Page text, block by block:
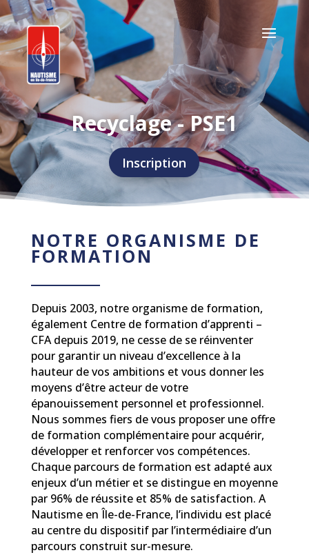
Recyclage - PSE1
Inscription
NOTRE ORGANISME DE
FORMATION
Depuis 2003, notre organisme de formation,
également Centre de formation d’apprenti –
CFA depuis 2019, ne cesse de se réinventer
pour garantir un niveau d’excellence à la
hauteur de vos ambitions et vous donner les
moyens d’être acteur de votre
épanouissement personnel et professionnel.
Nous sommes fiers de vous proposer une offre
de formation complémentaire pour acquérir,
développer et renforcer vos compétences.
Chaque parcours de formation est adapté aux
enjeux d’un métier et se distingue en moyenne
par 96% de réussite et 85% de satisfaction. A
Nautisme en Île-de-France, l’individu est placé
au centre du dispositif par l’intermédiaire d’un
parcours construit sur-mesure.